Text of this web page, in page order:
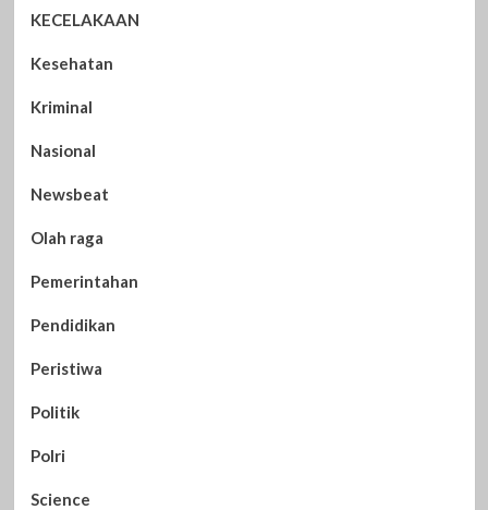
KECELAKAAN
Kesehatan
Kriminal
Nasional
Newsbeat
Olah raga
Pemerintahan
Pendidikan
Peristiwa
Politik
Polri
Science